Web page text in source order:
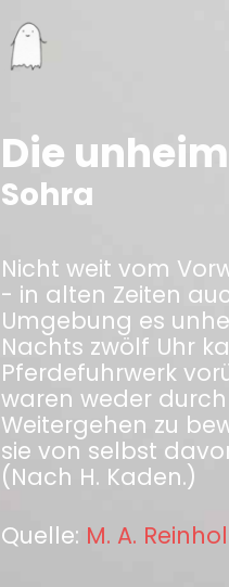
Die
Sohra
Nicht weit vom
- in alten Zeiten
Umgebung es
Nachts zwölf Uhr
Pferdefuhrwerk
waren weder
Weitergehen zu
sie von selbst
(Nach H. Kaden.)
Quelle: M. A.